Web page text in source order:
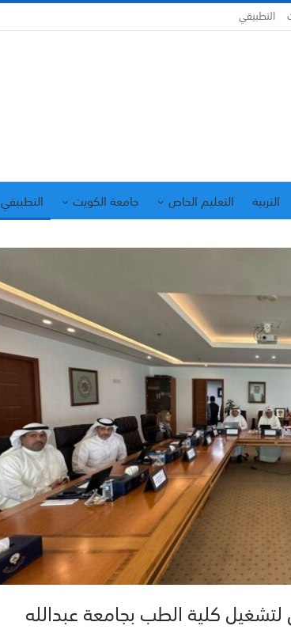
التطبيقي
التربية التعليم الخاص جامعة الكويت التطبيقي
كلية الطب بجامعة عبدالله